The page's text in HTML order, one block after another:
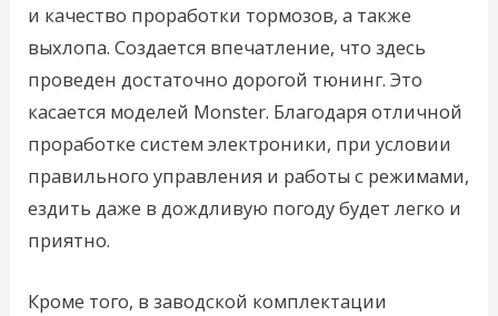
и качество проработки тормозов, а также
выхлопа. Создается впечатление, что здесь
проведен достаточно дорогой тюнинг. Это
касается моделей Monster. Благодаря отличной
проработке систем электроники, при условии
правильного управления и работы с режимами,
ездить даже в дождливую погоду будет легко и
приятно.
Кроме того, в заводской комплектации